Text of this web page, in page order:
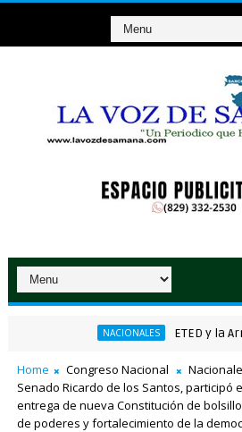
NACIONALES ETED y la
RD$37 millones con el Loto
Home Congreso Nacional
Senado Ricardo de los Santos, participó
entrega de nueva Constitución de
de poderes y fortalecimiento de la